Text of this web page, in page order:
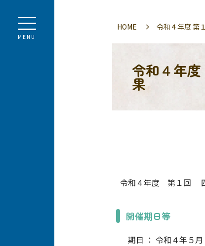
MENU
HOME 令和４年度 第
令和４年
果
令和４年度 第１回 四
開催期日等
期日 ： 令和４年５月